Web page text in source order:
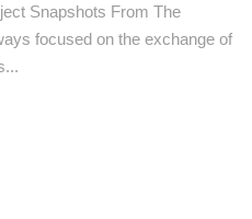
Snapshots From The
focused on the exchange of